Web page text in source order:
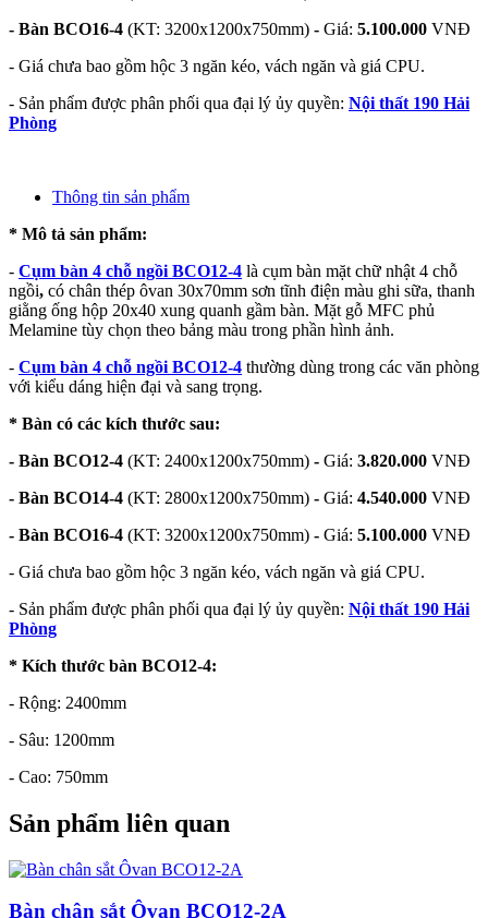
- Bàn BCO16-4 (KT: 3200x1200x750mm) - Giá: 5.100.000 VNĐ
- Giá chưa bao gồm hộc 3 ngăn kéo, vách ngăn và giá CPU.
- Sản phẩm được phân phối qua đại lý ủy quyền: Nội thất 190 Hải
Phòng
Thông tin sản phẩm
* Mô tả sản phẩm:
- Cụm bàn 4 chỗ ngồi BCO12-4 là cụm bàn mặt chữ nhật 4 chỗ
ngồi, có chân thép ôvan 30x70mm sơn tĩnh điện màu ghi sữa, thanh
giằng ống hộp 20x40 xung quanh gầm bàn. Mặt gỗ MFC phủ
Melamine tùy chọn theo bảng màu trong phần hình ảnh.
- Cụm bàn 4 chỗ ngồi BCO12-4 thường dùng trong các văn phòng
với kiểu dáng hiện đại và sang trọng.
* Bàn có các kích thước sau:
- Bàn BCO12-4 (KT: 2400x1200x750mm) - Giá: 3.820.000 VNĐ
- Bàn BCO14-4 (KT: 2800x1200x750mm) - Giá: 4.540.000 VNĐ
- Bàn BCO16-4 (KT: 3200x1200x750mm) - Giá: 5.100.000 VNĐ
- Giá chưa bao gồm hộc 3 ngăn kéo, vách ngăn và giá CPU.
- Sản phẩm được phân phối qua đại lý ủy quyền: Nội thất 190 Hải
Phòng
* Kích thước bàn BCO12-4:
- Rộng: 2400mm
- Sâu: 1200mm
- Cao: 750mm
Sản phẩm liên quan
Bàn chân sắt Ôvan BCO12-2A